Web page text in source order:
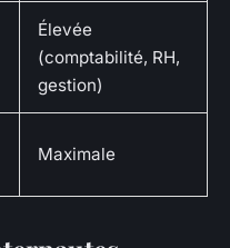
Élevée
(comptabilité, RH,
gestion)
Maximale